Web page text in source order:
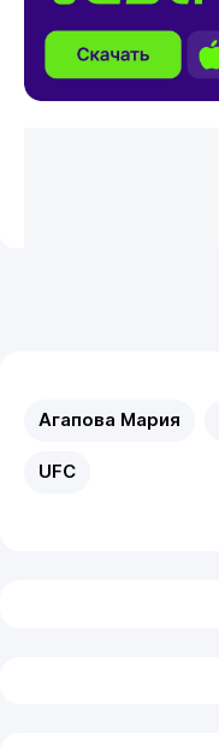
Агапова Мария
UFC